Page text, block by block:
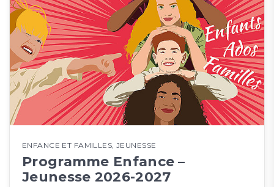
ENFANCE ET FAMILLES,JEUNESSE
Programme Enfance –
Jeunesse 2026-2027